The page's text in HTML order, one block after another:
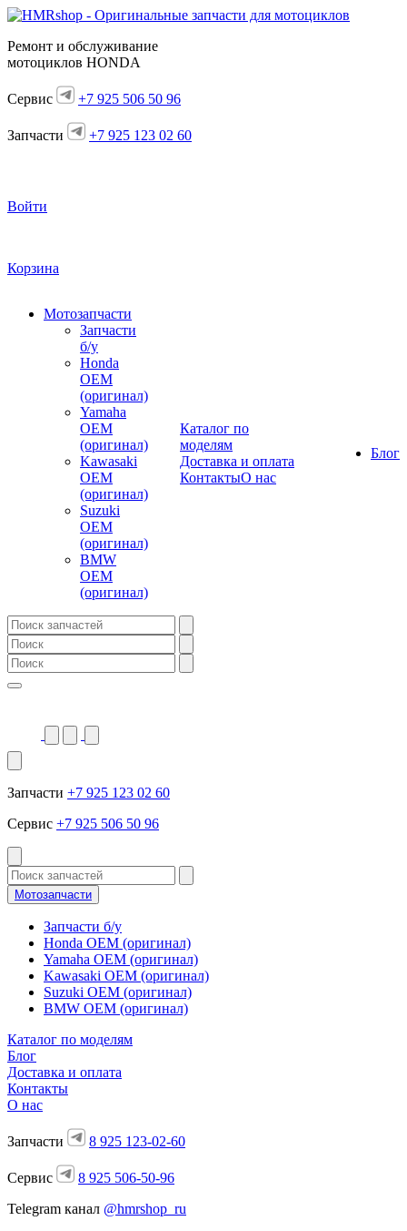
Ремонт и обслуживание
мотоциклов HONDA
Сервис +7 925 506 50 96
Запчасти +7 925 123 02 60
Войти
Корзина
Мотозапчасти
Запчасти
б/у
Honda
OEM
(оригинал)
Yamaha
OEM
(оригинал)
Kawasaki
OEM
(оригинал)
Suzuki
OEM
(оригинал)
BMW
OEM
(оригинал)
Каталог по
моделям
Доставка и оплата
КонтактыО нас
Блог
Запчасти +7 925 123 02 60
Сервис +7 925 506 50 96
Мотозапчасти
Запчасти б/у
Honda OEM (оригинал)
Yamaha OEM (оригинал)
Kawasaki OEM (оригинал)
Suzuki OEM (оригинал)
BMW OEM (оригинал)
Каталог по моделям
Блог
Доставка и оплата
Контакты
О нас
Запчасти 8 925 123-02-60
Сервис
8 925 506-50-96
Telegram канал @hmrshop_ru